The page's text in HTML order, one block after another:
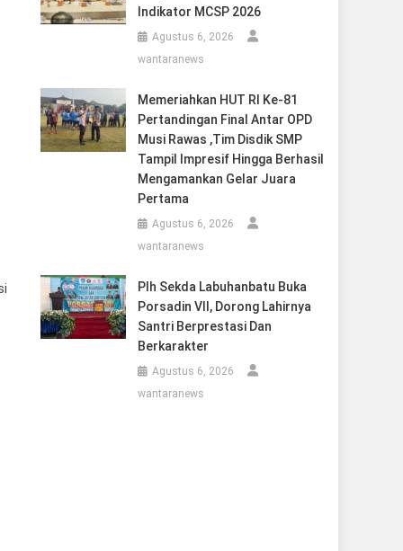
Indikator MCSP 2026
Agustus 6, 2026
wantaranews
Memeriahkan HUT RI Ke-81
Pertandingan Final Antar OPD
Musi Rawas ,Tim Disdik SMP
Tampil Impresif Hingga Berhasil
Mengamankan Gelar Juara
Pertama
Agustus 6, 2026
wantaranews
Plh Sekda Labuhanbatu Buka
Porsadin VII, Dorong Lahirnya
Santri Berprestasi Dan
Berkarakter
Agustus 6, 2026
wantaranews